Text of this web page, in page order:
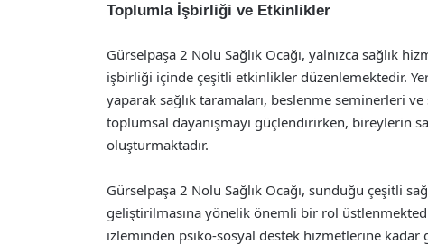
Toplumla İşbirliği ve Etkinlikler
Gürselpaşa 2 Nolu Sağlık Ocağı, yalnızca sağlık
işbirliği içinde çeşitli etkinlikler düzenlemektedir.
yaparak sağlık taramaları, beslenme seminerleri
toplumsal dayanışmayı güçlendirirken, bireylerin
oluşturmaktadır.
Gürselpaşa 2 Nolu Sağlık Ocağı, sunduğu çeşitli
geliştirilmasına yönelik önemli bir rol
izleminden psiko-sosyal destek hizmetlerine